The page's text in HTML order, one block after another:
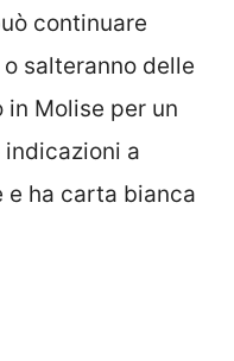
continuare
salteranno delle
Molise per un
a
e ha carta bianca